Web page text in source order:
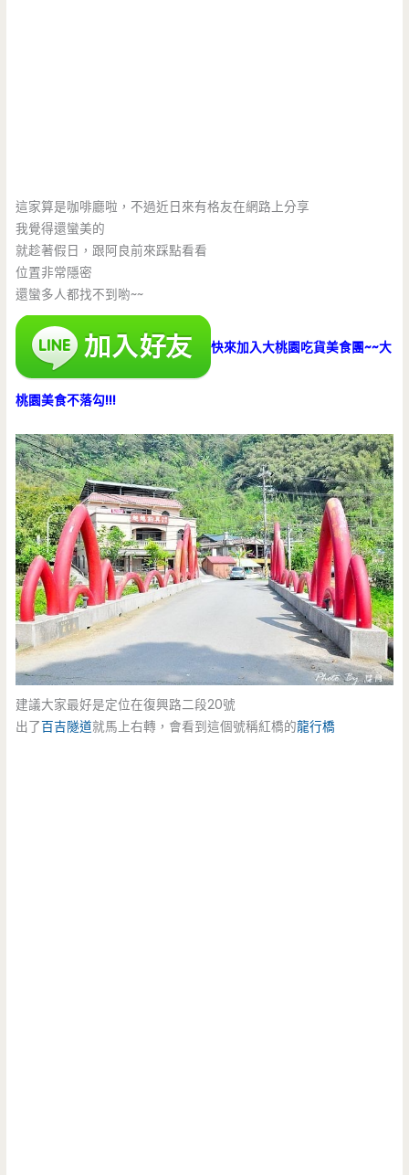
這家算是咖啡廳啦，不過近日來有格友在網路上分享
我覺得還蠻美的
就趁著假日，跟阿良前來踩點看看
位置非常隱密
還蠻多人都找不到喲~~
快來加入大桃園吃貨美食團~~大
桃園美食不落勾!!!
建議大家最好是定位在復興路二段20號
出了百吉隧道就馬上右轉，會看到這個號稱紅橋的龍行橋